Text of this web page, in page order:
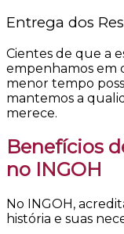
Entrega dos
Cientes de que a
empenhamos em
menor tempo
mantemos a
merece.
Benefícios
no INGOH
No INGOH,
história e suas